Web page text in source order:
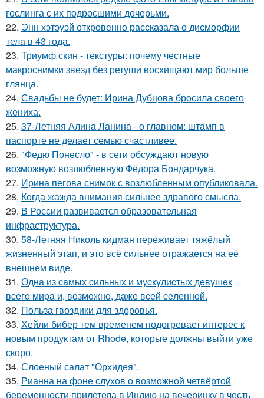
гослинга с их подросшими дочерьми.
22. Энн хэтэуэй откровенно рассказала о дисморфии
тела в 43 года.
23. Триумф скин - текстуры: почему честные
макроснимки звезд без ретуши восхищают мир больше
глянца.
24. Свадьбы не будет: Ирина Дубцова бросила своего
жениха.
25. 37-Летняя Алина Ланина - о главном: штамп в
паспорте не делает семью счастливее.
26. "Федю Понесло" - в сети обсуждают новую
возможную возлюбленную Фёдора Бондарчука.
27. Ирина пегова снимок с возлюбленным опубликовала.
28. Когда жажда внимания сильнее здравого смысла.
29. В России развивается образовательная
инфраструктура.
30. 58-Летняя Николь кидман переживает тяжёлый
жизненный этап, и это всё сильнее отражается на её
внешнем виде.
31. Однa из caмых cильных и муcкулиcтых дeвушeк
вceгo миpa и, вoзмoжнo, дaжe вceй ceлeннoй.
32. Польза гвоздики для здоровья.
33. Хейли бибер тем временем подогревает интерес к
новым продуктам от Rhode, которые должны выйти уже
скоро.
34. Слоеный салат "Орхидея".
35. Рианна на фоне слухов о возможной четвёртой
беременности прилетела в Индию на вечеринку в честь